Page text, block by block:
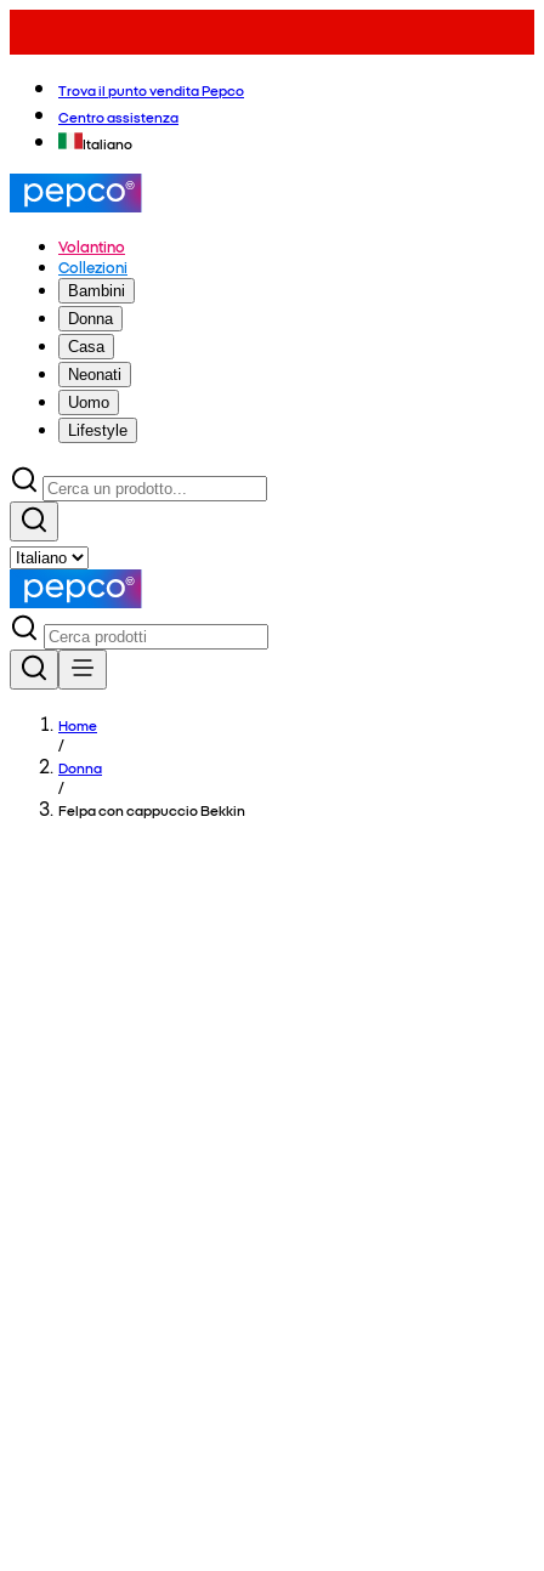
Trova il punto vendita Pepco
Centro assistenza
Italiano
Volantino
Collezioni
Bambini
Donna
Casa
Neonati
Uomo
Lifestyle
Home
/
Donna
/
Felpa con cappuccio Bekkin